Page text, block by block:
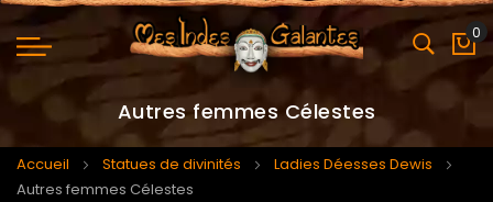
0
Autres femmes Célestes
Accueil Statues de divinités
Ladies Déesses Dewis
Autres femmes Célestes